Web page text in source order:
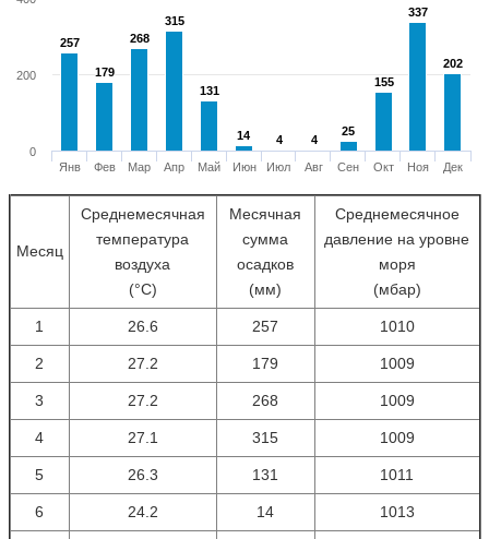
257
257
179
179
268
268
315
315
131
131
14
14 4
4 4
4
25
25
155
155
337
337
202
202
Янв Фев Мар Апр Май Июн Июл Авг Сен Окт Ноя Дек
0
200
Месяц
Среднемесячная
температура
воздуха
(°С)
Месячная
сумма
осадков
(мм)
Среднемесячное
давление на уровне
моря
(мбар)
1 26.6 257 1010
2 27.2 179 1009
3 27.2 268 1009
4 27.1 315 1009
5 26.3 131 1011
6 24.2 14 1013